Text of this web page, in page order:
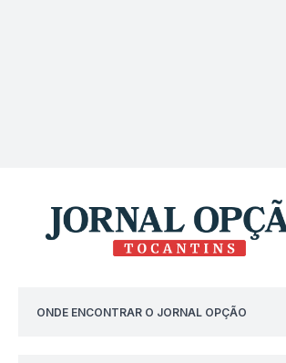
ONDE ENCONTRAR O JORNAL OPÇÃO